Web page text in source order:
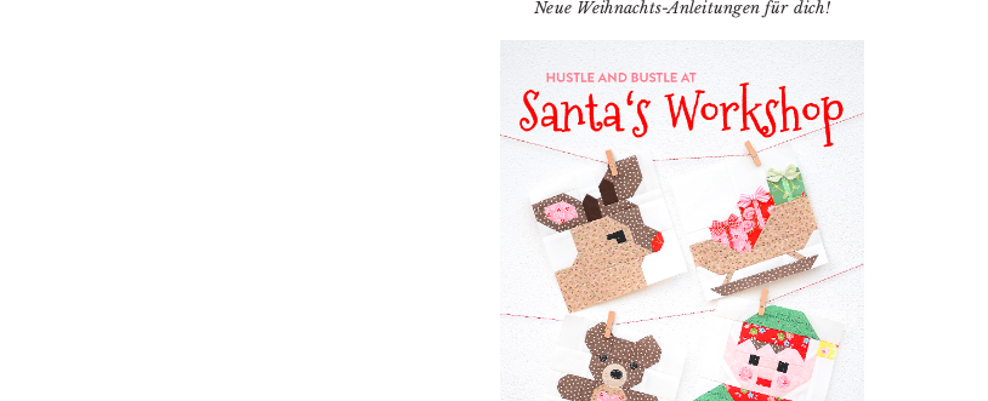
Neue Weihnachts-Anleitungen für dich!